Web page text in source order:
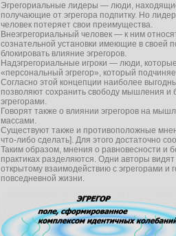
Эгрегориальные лидеры — люди,
получающие от эгрегора подпитку. Но
человек потеряет свои преимущества.
Внеэгрегориальный человек — к ним
сознательной установки имеющие в своей
блокировать влияние эгрегоров.
Надэгрегориальные игроки — люди,
«персональный эгрегор», который
Согласно этой концепции наиболее
позволяют сохранить свободу мышления и
эгрегорами.
Говорят также о влиянии эгрегоров на
массами.
Существуют также и противоположные
что-либо сделать]. Для этого достаточно
Таким образом, мнения о равновесности и
практиках разделяются. Одни авторы
открытому взаимодействию с эгрегорами
повседневной жизни.